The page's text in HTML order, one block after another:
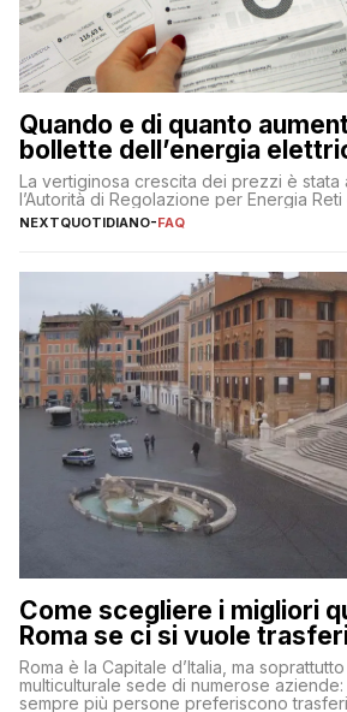
Quando e di quanto
bollette dell’energia
La vertiginosa crescita dei prezzi è stata
l’Autorità di Regolazione per Energia
NEXTQUOTIDIANO-FAQ
Come scegliere i migliori
Roma se ci si vuole
Roma è la Capitale d’Italia, ma
multiculturale sede di numerose
sempre più persone preferiscono